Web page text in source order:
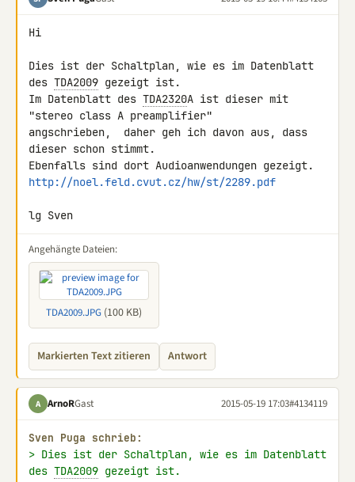
Hi
Dies ist der Schaltplan, wie es im Datenblatt
des TDA2009 gezeigt ist.
Im Datenblatt des TDA2320A ist dieser mit
"stereo class A preamplifier"
angschrieben,  daher geh ich davon aus, dass
dieser schon stimmt.
http://noel.feld.cvut.cz/hw/st/2289.pdf
lg Sven
Angehängte Dateien:
TDA2009.JPG (100 KB)
Markierten Text zitieren Antwort
A ArnoRGast 2015-05-19 17:03#4134119
Sven Puga schrieb:
> Dies ist der Schaltplan, wie es im Datenblatt
des TDA2009 gezeigt ist.